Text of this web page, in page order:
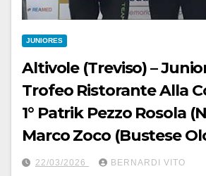
JUNIORES
Altivole (Treviso) –
Trofeo Ristorante Alla
1° Patrik Pezzo Rosola
Marco Zoco (Bustese
22/03/2026 BERNARDI VITO